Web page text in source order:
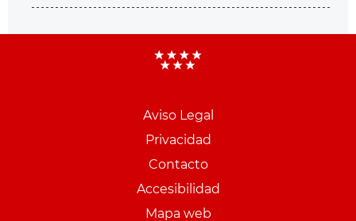
Aviso Legal
Privacidad
Contacto
Accesibilidad
Mapa web